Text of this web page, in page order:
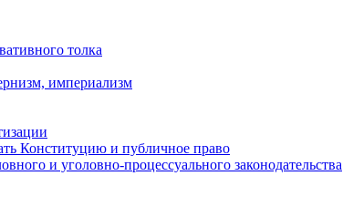
толка
империализм
Конституцию и публичное право
и уголовно-процессуального законодательства